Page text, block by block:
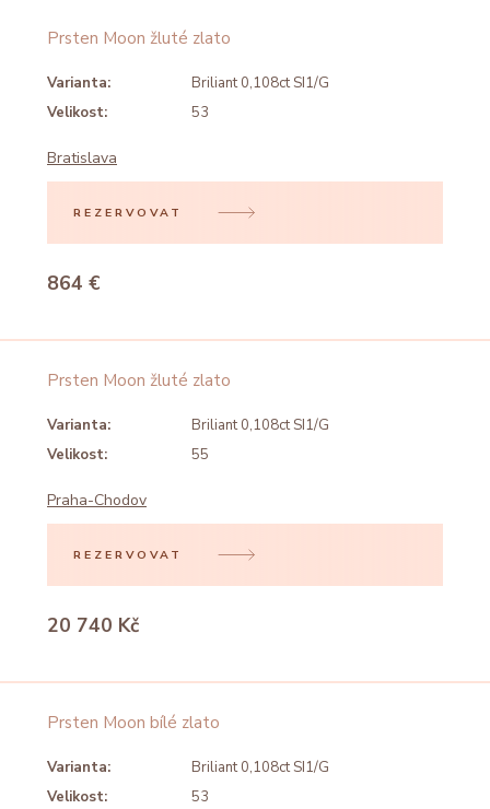
Prsten Moon žluté zlato
Varianta:
Briliant 0,108ct SI1/G
Velikost:
53
Bratislava
REZERVOVAT
864 €
Prsten Moon žluté zlato
Varianta:
Briliant 0,108ct SI1/G
Velikost:
55
Praha-Chodov
REZERVOVAT
20 740 Kč
Prsten Moon bílé zlato
Varianta:
Briliant 0,108ct SI1/G
Velikost:
53